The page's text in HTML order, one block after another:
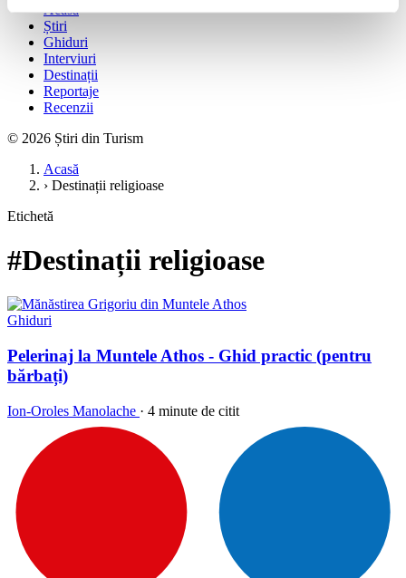
Acasă
Știri
Ghiduri
Interviuri
Destinații
Reportaje
Recenzii
© 2026 Știri din Turism
Acasă
› Destinații religioase
Etichetă
#Destinații religioase
Ghiduri
Pelerinaj la Muntele Athos - Ghid practic (pentru
bărbați)
Ion-Oroles Manolache · 4 minute de citit